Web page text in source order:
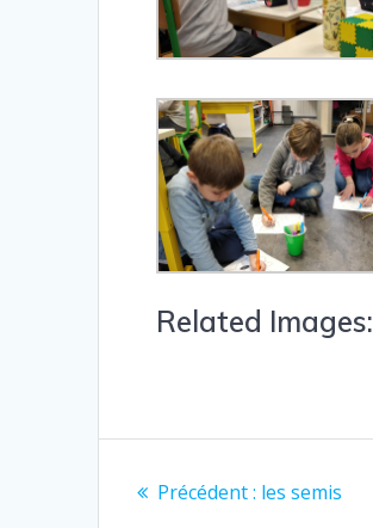
Related Images:
Précédent : les semis